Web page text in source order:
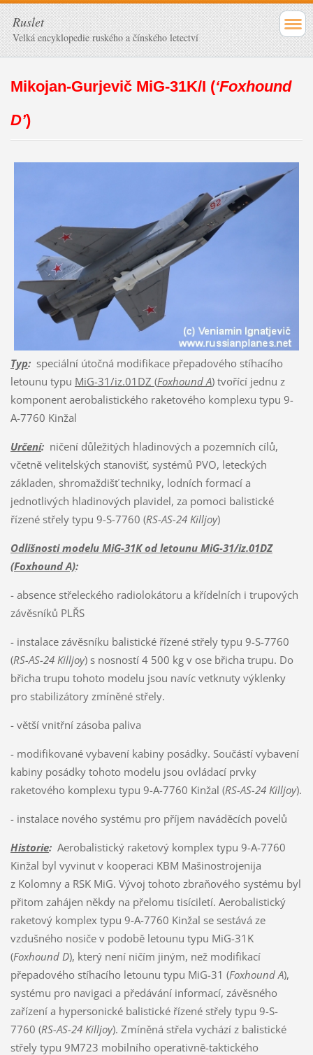
Ruslet
Velká encyklopedie ruského a čínského letectví
Mikojan-Gurjevič MiG-31K/I (‘Foxhound
D’)
Typ:speciální útočná modifikace přepadového stíhacího
letounu typu MiG-31/iz.01DZ (Foxhound A)tvořící jednu z
komponent aerobalistického raketového komplexu typu 9-
A-7760 Kinžal
Určení:ničení důležitých hladinových a pozemních cílů,
včetně velitelských stanovišť, systémů PVO, leteckých
základen, shromaždišť techniky, lodních formací a
jednotlivých hladinových plavidel, za pomoci balistické
řízené střely typu 9-S-7760 (RS-AS-24 Killjoy)
Odlišnosti modelu MiG-31K od letounu MiG-31/iz.01DZ
(Foxhound A):
- absence střeleckého radiolokátoru a křídelních i trupových
závěsníků PLŘS
- instalace závěsníku balistické řízené střely typu 9-S-7760
(RS-AS-24 Killjoy) s nosností 4 500 kg v ose břicha trupu. Do
břicha trupu tohoto modelu jsou navíc vetknuty výklenky
pro stabilizátory zmíněné střely.
- větší vnitřní zásoba paliva
- modifikované vybavení kabiny posádky. Součástí vybavení
kabiny posádky tohoto modelu jsou ovládací prvky
raketového komplexu typu 9-A-7760 Kinžal (RS-AS-24 Killjoy).
- instalace nového systému pro příjem naváděcích povelů
Historie:Aerobalistický raketový komplex typu 9-A-7760
Kinžal byl vyvinut v kooperaci KBM Mašinostrojenija
z Kolomny a RSK MiG. Vývoj tohoto zbraňového systému byl
přitom zahájen někdy na přelomu tisíciletí. Aerobalistický
raketový komplex typu 9-A-7760 Kinžal se sestává ze
vzdušného nosiče v podobě letounu typu MiG-31K
(Foxhound D), který není ničím jiným, než modifikací
přepadového stíhacího letounu typu MiG-31 (Foxhound A),
systému pro navigaci a předávání informací, závěsného
zařízení a hypersonické balistické řízené střely typu 9-S-
7760 (RS-AS-24 Killjoy). Zmíněná střela vychází z balistické
střely typu 9M723 mobilního operativně-taktického